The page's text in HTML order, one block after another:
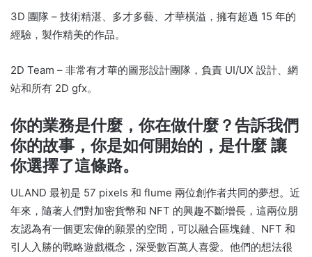
3D 團隊 – 技術精湛、多才多藝、才華橫溢，擁有超過 15 年的
經驗，製作精美的作品。
2D Team – 非常有才華的圖形設計團隊，負責 UI/UX 設計、網
站和所有 2D gfx。
你的業務是什麼，你在做什麼？告訴我們
你的故事，你是如何開始的，是什麼 讓
你選擇了這條路。
ULAND 最初是 57 pixels 和 flume 兩位創作者共同的夢想。 近
年來，隨著人們對加密貨幣和 NFT 的興趣不斷增長，這兩位朋
友認為有一個更宏偉的願景的空間，可以融合區塊鏈、NFT 和
引人入勝的戰略遊戲概念，深受數百萬人喜愛。 他們的想法很